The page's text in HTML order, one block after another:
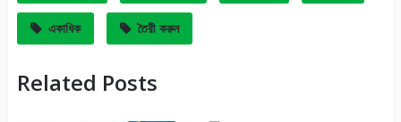
একাধিক তৈরী করুন
Related Posts